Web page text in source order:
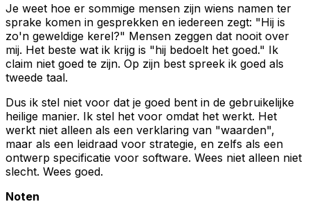
Je weet hoe er sommige mensen zijn wiens namen ter
sprake komen in gesprekken en iedereen zegt: "Hij is
zo'n geweldige kerel?" Mensen zeggen dat nooit over
mij. Het beste wat ik krijg is "hij bedoelt het goed." Ik
claim niet goed te zijn. Op zijn best spreek ik goed als
tweede taal.
Dus ik stel niet voor dat je goed bent in de gebruikelijke
heilige manier. Ik stel het voor omdat het werkt. Het
werkt niet alleen als een verklaring van "waarden",
maar als een leidraad voor strategie, en zelfs als een
ontwerp specificatie voor software. Wees niet alleen niet
slecht. Wees goed.
Noten